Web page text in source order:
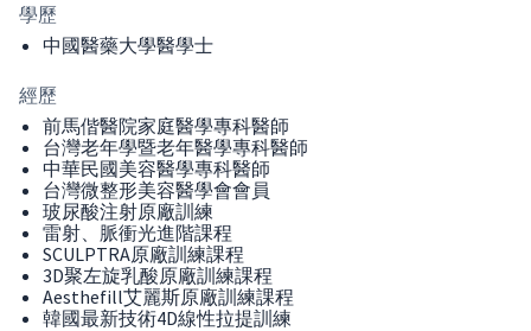
學歷
中國醫藥大學醫學士
經歷
前馬偕醫院家庭醫學專科醫師
台灣老年學暨老年醫學專科醫師
中華民國美容醫學專科醫師
台灣微整形美容醫學會會員
玻尿酸注射原廠訓練
雷射、脈衝光進階課程
SCULPTRA原廠訓練課程
3D聚左旋乳酸原廠訓練課程
Aesthefill艾麗斯原廠訓練課程
韓國最新技術4D線性拉提訓練